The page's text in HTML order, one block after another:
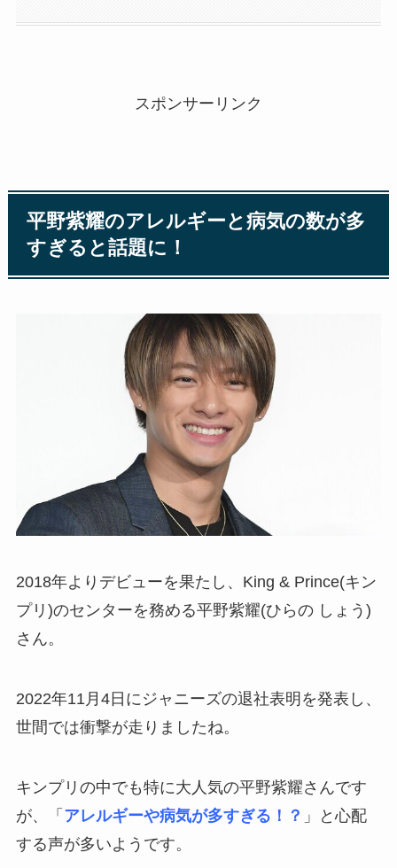
スポンサーリンク
平野紫耀のアレルギーと病気の数が多
すぎると話題に！
2018年よりデビューを果たし、King & Prince(キン
プリ)のセンターを務める平野紫耀(ひらの しょう)
さん。
2022年11月4日にジャニーズの退社表明を発表し、
世間では衝撃が走りましたね。
キンプリの中でも特に大人気の平野紫耀さんです
が、「 アレルギーや病気が多すぎる！？ 」と心配
する声が多いようです。